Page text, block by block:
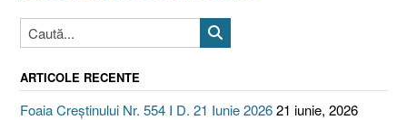
ARTICOLE RECENTE
Foaia Creștinului Nr. 554 I D. 21 Iunie 202621 iunie, 2026